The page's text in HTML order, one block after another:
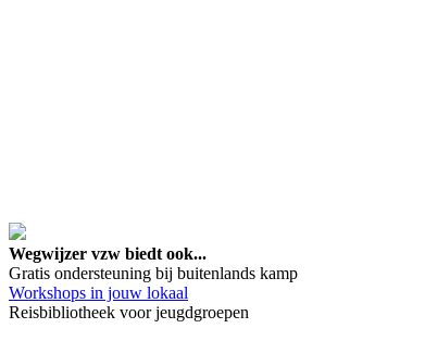
Wegwijzer vzw biedt ook...
Gratis ondersteuning bij buitenlands kamp
Workshops in jouw lokaal
Reisbibliotheek voor jeugdgroepen